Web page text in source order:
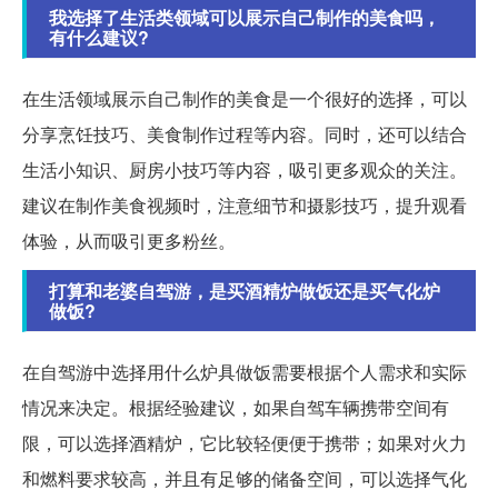
我选择了生活类领域可以展示自己制作的美食吗，
有什么建议?
在生活领域展示自己制作的美食是一个很好的选择，可以
分享烹饪技巧、美食制作过程等内容。同时，还可以结合
生活小知识、厨房小技巧等内容，吸引更多观众的关注。
建议在制作美食视频时，注意细节和摄影技巧，提升观看
体验，从而吸引更多粉丝。
打算和老婆自驾游，是买酒精炉做饭还是买气化炉
做饭?
在自驾游中选择用什么炉具做饭需要根据个人需求和实际
情况来决定。根据经验建议，如果自驾车辆携带空间有
限，可以选择酒精炉，它比较轻便便于携带；如果对火力
和燃料要求较高，并且有足够的储备空间，可以选择气化